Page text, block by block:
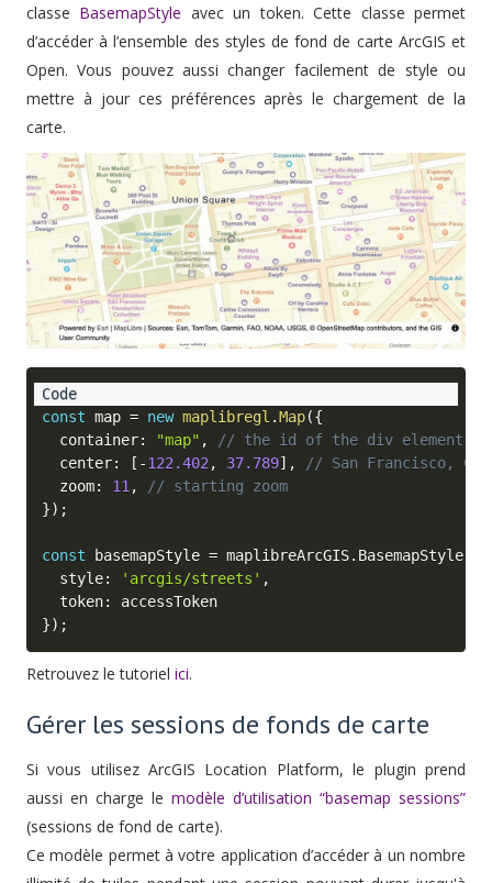
classe BasemapStyle avec un token. Cette classe permet
d’accéder à l’ensemble des styles de fond de carte ArcGIS et
Open. Vous pouvez aussi changer facilement de style ou
mettre à jour ces préférences après le chargement de la
carte.
const map = new maplibregl .Map({
  container
: "map" ,
// the id of the div element
  center
: [ -122.402 , 37.789] ,
// San Francisco, CA
  zoom
: 11 ,
// starting zoom
}) ;
const basemapStyle = maplibreArcGIS. BasemapStyle.
  style
: 'arcgis/streets' ,
  token
:
accessToken
}) ;
Retrouvez le tutoriel ici.
Gérer les sessions de fonds de carte
Si vous utilisez ArcGIS Location Platform, le plugin prend
aussi en charge le modèle d’utilisation “basemap sessions”
(sessions de fond de carte).
Ce modèle permet à votre application d’accéder à un nombre